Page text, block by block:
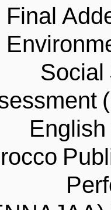
Final